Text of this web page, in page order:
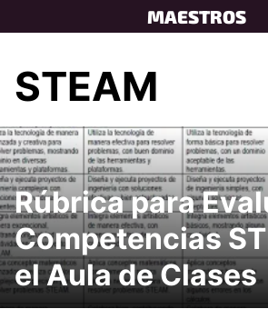
to
MAESTROS
STEAM
Rúbrica para
Competencias
el Aula de Clases